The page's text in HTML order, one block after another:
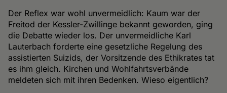
Der Reflex war wohl unvermeidlich: Kaum war der
Freitod der Kessler-Zwillinge bekannt geworden, ging
die Debatte wieder los. Der unvermeidliche Karl
Lauterbach forderte eine gesetzliche Regelung des
assistierten Suizids, der Vorsitzende des Ethikrates tat
es ihm gleich. Kirchen und Wohlfahrtsverbände
meldeten sich mit ihren Bedenken. Wieso eigentlich?